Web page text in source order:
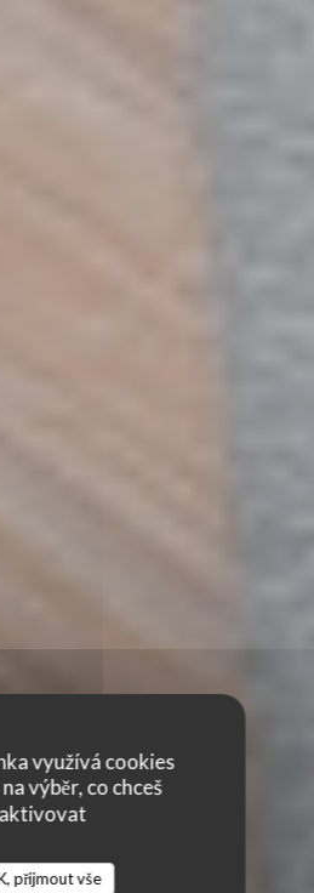
využívá cookies
výběr, co chceš
aktivovat
přijmout vše